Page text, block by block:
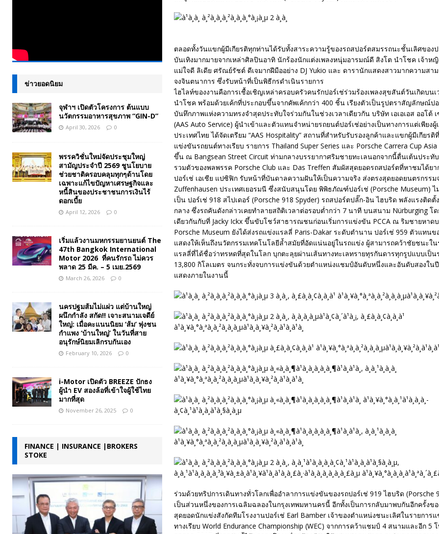
ตลอดทั้งวันแขกผู้มีเกียรติทุกท่านได้รับทั้งสาระความรู้ของรถสปอร์ตสมรรถนะชั้นเลิศของ
บันเทิงมากมายจากเหล่าศิลปินอาทิ นักร้องนักแต่งเพลงหนุุ่มอารมณ์ดี สิงโต นำโชค เจ้าห
แม่ใจดี ลิเดีย ศรัณย์รัชต์ ดีเจมากฝีมืออย่าง DJ Yukio และ ดารานักแสดงสาวมากความสา
จงจินตนาการ ซึ่งรับหน้าที่เป็นพิธีกรดำเนินรายการ
ไฮไลท์ของงานคือการเชื้อเชิญเหล่าครอบครัวคนรักปอร์เช่ร่วมร้องเพลงสุขสันต์วันเกิดบน
นำโชค พร้อมด้วยเค้กที่ประกอบขึ้นจากคัพเค้กกว่า 400 ชิ้น เรียงตัวเป็นรูปตราสัญลักษณ์ป
บันทึกภาพแห่งความทรงจำสุดประทับใจร่วมกันในช่วงเวลาเดียวกัน บริษัท เอเอเอส ออโต้
(AAS Auto Service) ผู้นำเข้าและตัวแทนจำหน่ายรถยนต์ปอร์เช่อย่างเป็นทางการแต่เพียงผู้
ประเทศไทย ได้จัดเตรียม “AAS Hospitality” สถานที่สำหรับรับรองลูกค้าและแขกผู้มีเกียร
แข่งขันรถยนต์ทางเรียบ รายการ Thailand Super Series และ Porsche Carrera Cup Asia
ขึ้น ณ Bangsean Street Circuit ท่ามกลางบรรยากาศริมชายทะเลนอกจากนี้ตื่นเต้นประทั
รวมตัวของพลพรรค Porsche Club และ Das Treffen สัมผัสสุดยอดรถสปอร์ตที่หาชมได้ยา
ปอร์เช่ เอเชีย แปซิฟิก รับหน้าที่บันดาลความฝันให้เป็นความจริง ส่งตรงสุดยอดยนตรกรรม
Zuffenhausen ประเทศเยอรมนี ซึ่งสนับสนุนโดย พิพิธภัณฑ์ปอร์เช่ (Porsche Museum) ไ
เป็น ปอร์เช่ 918 สไปเดอร์ (Porsche 918 Spyder) รถสปอร์ตปลั๊ก-อิน ไฮบริด พลังแรงติดตั้
กลาง ซึ่งรถคันดังกล่าวเคยทำลายสถิติเวลาต่อรอบต่ำกว่า 7 นาที บนสนาม Nürburging โ
เดียวกันกับที่ Jacky Ickx ขึ้นขับโชว์สาธารณชนก่อนเริ่มการแข่งขัน PCCA ณ ริมชายหาด
Porsche Museum ยังได้ส่งรถแข่งแรลลี่ Paris-Dakar ระดับตำนาน ปอร์เช่ 959 ตัวแทน
แสดงให้เห็นถึงนวัตกรรมเทคโนโลยีล้ำสมัยที่อัดแน่นอยู่ในรถแข่ง ผู้สามารถคว้าชัยชนะใ
แรลลี่ที่ได้ชื่อว่าทรหดที่สุดในโลก บุกตะลุยผ่านเส้นทางทะเลทรายทุรกันดารทุกรูปแบบเป็น
13,800 กิโลเมตร จนกระทั่งจบการแข่งขันด้วยตำแหน่งแชมป์อันดับหนึ่งและอันดับสองใน
แสดงภายในงานนี้
ร่วมด้วยทริปการเดินทางทั่วโลกเพื่ออำลาการแข่งขันของรถปอร์เช่ 919 ไฮบริด (Porsche
เป็นส่วนหนึ่งของการเฉลิมฉลองในกรุงเทพมหานครนี้ อีกทั้งเป็นการกลับมาพบกันอีกครั้งข
สุดยอดนักแข่งสังกัดทีมโรงงานปอร์เช่ Earl Bamber เจ้าของตำแหน่งชนะเลิศในรายการ
ทางเรียบ World Endurance Championship (WEC) จากการคว้าแชมป์ 4 สนามและอีก 5
ข่าวยอดนิยม
จุฬาฯ เปิดตัวโครงการ ต้นแบบ
นวัตกรรมอาหารสุขภาพ “GIN-D”
April 30, 2026 0
พรรควิชั่นใหม่จัดประชุมใหญ่
สามัญประจำปี 2569 ชูนโยบาย
ช่วยชาติครอบคลุมทุกๆด้านโดย
เฉพาะแก้ไขปัญหาเศรษฐกิจและ
หนี้สินของประชาชนการเงินไร้
ดอกเบี้ย
April 12, 2026 0
เริ่มแล้วงานมหกรรมยานยนต์ The
47th Bangkok International
Motor 2026 ที่คนรักรถ ไม่ควร
พลาด 25 มีค. – 5 เมย.2569
March 26, 2026 0
นครปฐมส้มไม่แผ่ว แต่บ้านใหญ่
ผนึกกำลัง สกัด!! เจาะสนามเจดีย์
ใหญ่: เมื่อคะแนนนิยม ‘ส้ม’ พุ่งชน
กำแพง ‘บ้านใหญ่’ ในวันที่สาย
อนุรักษ์นิยมเลิกรบกันเอง
February 10, 2026 0
i-Motor เปิดตัว BREEZE ปักธง
ผู้นำ EV สองล้อที่เข้าใจผู้ใช้ไทย
มากที่สุด
November 26, 2025 0
FINANCE | INSURANCE |BROKERS
STOKE